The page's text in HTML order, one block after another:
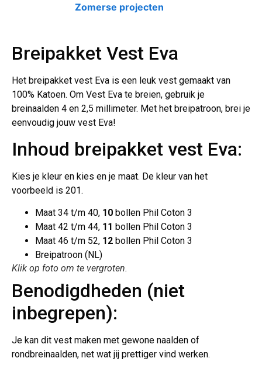
Zomerse projecten
Breipakket Vest Eva
Het breipakket vest Eva is een leuk vest gemaakt van
100% Katoen. Om Vest Eva te breien, gebruik je
breinaalden 4 en 2,5 millimeter. Met het breipatroon, brei je
eenvoudig jouw vest Eva!
Inhoud breipakket vest Eva:
Kies je kleur en kies en je maat. De kleur van het
voorbeeld is 201.
Maat 34 t/m 40, 10 bollen Phil Coton 3
Maat 42 t/m 44, 11 bollen Phil Coton 3
Maat 46 t/m 52, 12 bollen Phil Coton 3
Breipatroon (NL)
Klik op foto om te vergroten.
Benodigdheden (niet
inbegrepen):
Je kan dit vest maken met gewone naalden of
rondbreinaalden, net wat jij prettiger vind werken.